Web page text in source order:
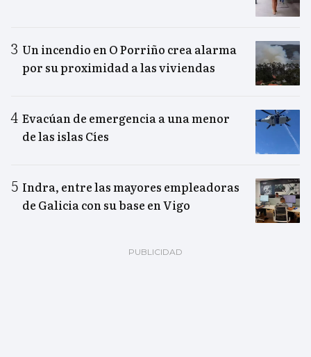
Un incendio en O Porriño crea alarma
por su proximidad a las viviendas
Evacúan de emergencia a una menor
de las islas Cíes
Indra, entre las mayores empleadoras
de Galicia con su base en Vigo